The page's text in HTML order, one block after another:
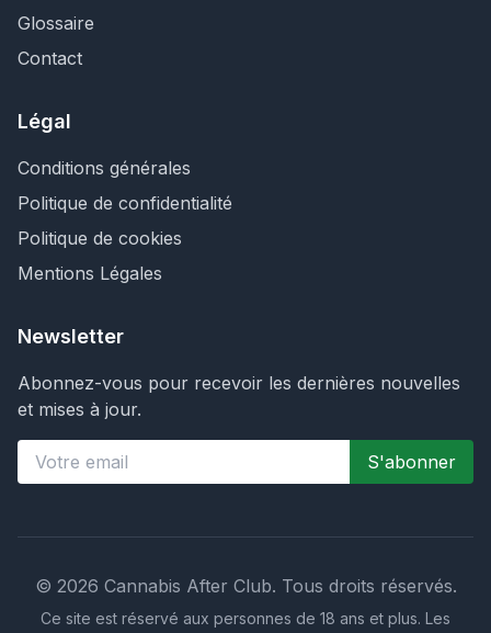
Glossaire
Contact
Légal
Conditions générales
Politique de confidentialité
Politique de cookies
Mentions Légales
Newsletter
Abonnez-vous pour recevoir les dernières nouvelles
et mises à jour.
S'abonner
© 2026 Cannabis After Club. Tous droits réservés.
Ce site est réservé aux personnes de 18 ans et plus. Les